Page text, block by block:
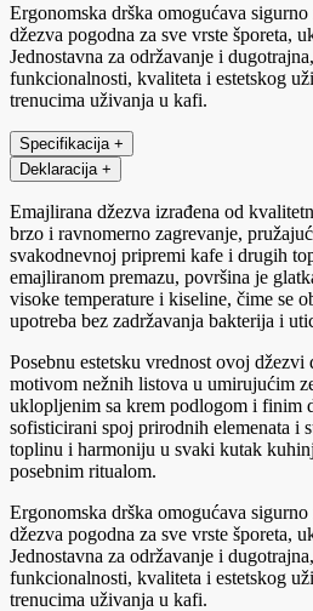
Ergonomska drška omogućava
džezva pogodna za sve vrste šporeta,
Jednostavna za održavanje i
funkcionalnosti, kvaliteta i estetskog
trenucima uživanja u kafi.
Specifikacija +
Deklaracija +
Emajlirana džezva izrađena od
brzo i ravnomerno zagrevanje,
svakodnevnoj pripremi kafe i drugih
emajliranom premazu, površina je
visoke temperature i kiseline, čime se
upotreba bez zadržavanja bakterija i
Posebnu estetsku vrednost ovoj džezvi
motivom nežnih listova u umirujućim
uklopljenim sa krem podlogom i finim
sofisticirani spoj prirodnih elemenata i
toplinu i harmoniju u svaki kutak
posebnim ritualom.
Ergonomska drška omogućava
džezva pogodna za sve vrste šporeta,
Jednostavna za održavanje i
funkcionalnosti, kvaliteta i estetskog
trenucima uživanja u kafi.